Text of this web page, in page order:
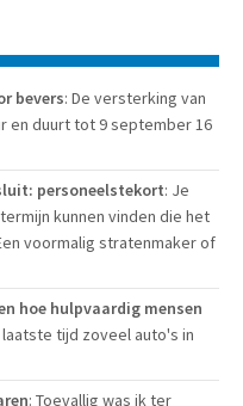
bevers: De versterking van
en duurt tot 9 september 16
personeelstekort: Je
kunnen vinden die het
voormalig stratenmaker of
hoe hulpvaardig mensen
tijd zoveel auto's in
: Toevallig was ik ter